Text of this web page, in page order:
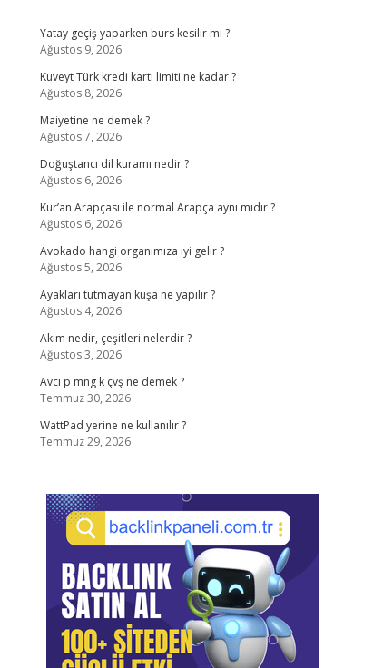
Yatay geçiş yaparken burs kesilir mi ?
Ağustos 9, 2026
Kuveyt Türk kredi kartı limiti ne kadar ?
Ağustos 8, 2026
Maiyetine ne demek ?
Ağustos 7, 2026
Doğuştancı dil kuramı nedir ?
Ağustos 6, 2026
Kur’an Arapçası ile normal Arapça aynı mıdır ?
Ağustos 6, 2026
Avokado hangi organımıza iyi gelir ?
Ağustos 5, 2026
Ayakları tutmayan kuşa ne yapılır ?
Ağustos 4, 2026
Akım nedir, çeşitleri nelerdir ?
Ağustos 3, 2026
Avcı p mng k çvş ne demek ?
Temmuz 30, 2026
WattPad yerine ne kullanılır ?
Temmuz 29, 2026